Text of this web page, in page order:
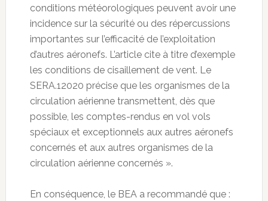
conditions météorologiques peuvent avoir une
incidence sur la sécurité ou des répercussions
importantes sur l’efficacité de l’exploitation
d’autres aéronefs. L’article cite à titre d’exemple
les conditions de cisaillement de vent. Le
SERA.12020 précise que les organismes de la
circulation aérienne transmettent, dès que
possible, les comptes-rendus en vol vols
spéciaux et exceptionnels aux autres aéronefs
concernés et aux autres organismes de la
circulation aérienne concernés ».
En conséquence, le BEA a recommandé que :